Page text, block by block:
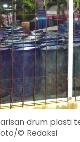
drum plasti
© Redaksi